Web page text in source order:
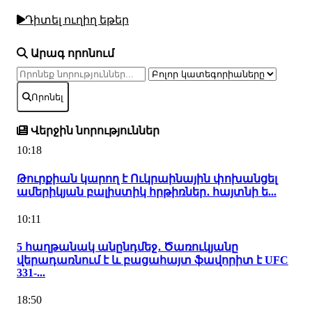
Դիտել ուղիղ եթեր
Արագ որոնում
Որոնել
Վերջին նորություններ
10:18
Թուրքիան կարող է Ուկրաինային փոխանցել
ամերիկյան բալիստիկ հրթիռներ․ հայտնի ե...
10:11
5 հաղթանակ անընդմեջ․ Ծառուկյանը
վերադառնում է և բացահայտ ֆավորիտ է UFC
331-...
18:50